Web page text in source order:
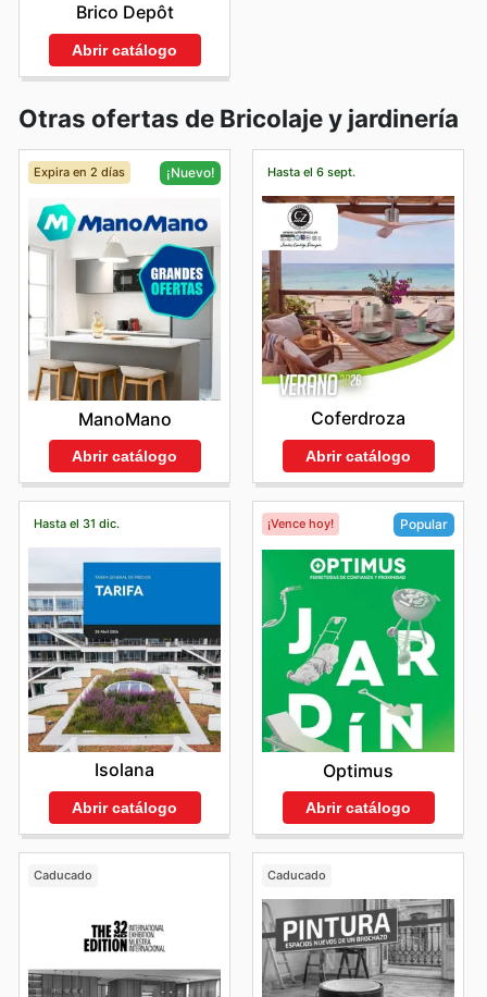
Brico Depôt
Abrir catálogo
Otras ofertas de Bricolaje y jardinería
Expira en 2 días ¡Nuevo!
ManoMano
Abrir catálogo
Hasta el 6 sept.
Coferdroza
Abrir catálogo
Hasta el 31 dic.
Isolana
Abrir catálogo
¡Vence hoy! Popular
Optimus
Abrir catálogo
Caducado Caducado